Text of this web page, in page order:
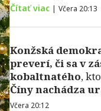
Čítať viac | Včera 20:13
Konžská
preverí, či sa v
kobaltnatého,
Číny nachádza
Včera 20:12